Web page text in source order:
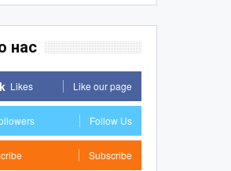
нас
Likes Like our page
Follow Us
Subscribe